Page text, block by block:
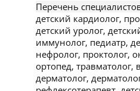
Перечень
детский кардиолог,
детский уролог,
иммунолог, педиатр,
нефролог, проктолог,
ортопед, травматолог,
дерматолог,